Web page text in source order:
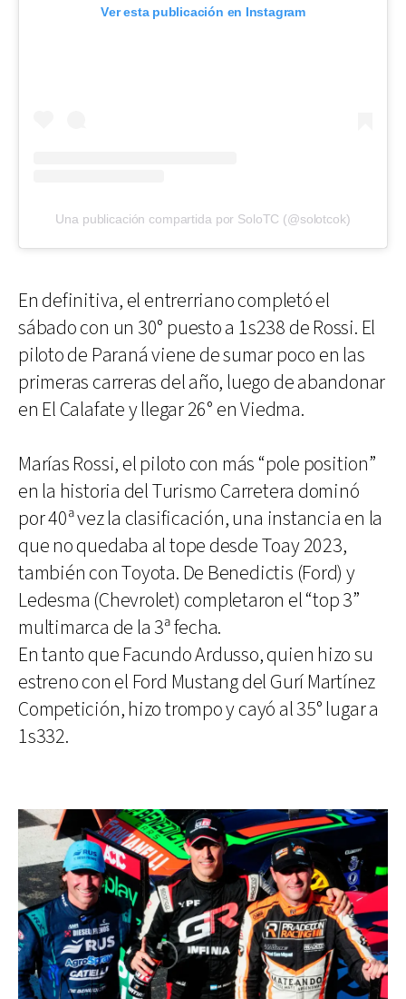
Ver esta publicación en Instagram
Una publicación compartida por SoloTC (@solotcok)
En definitiva, el entrerriano completó el
sábado con un 30° puesto a 1s238 de Rossi. El
piloto de Paraná viene de sumar poco en las
primeras carreras del año, luego de abandonar
en El Calafate y llegar 26° en Viedma.
Marías Rossi, el piloto con más “pole position”
en la historia del Turismo Carretera dominó
por 40ª vez la clasificación, una instancia en la
que no quedaba al tope desde Toay 2023,
también con Toyota. De Benedictis (Ford) y
Ledesma (Chevrolet) completaron el “top 3”
multimarca de la 3ª fecha.
En tanto que Facundo Ardusso, quien hizo su
estreno con el Ford Mustang del Gurí Martínez
Competición, hizo trompo y cayó al 35° lugar a
1s332.